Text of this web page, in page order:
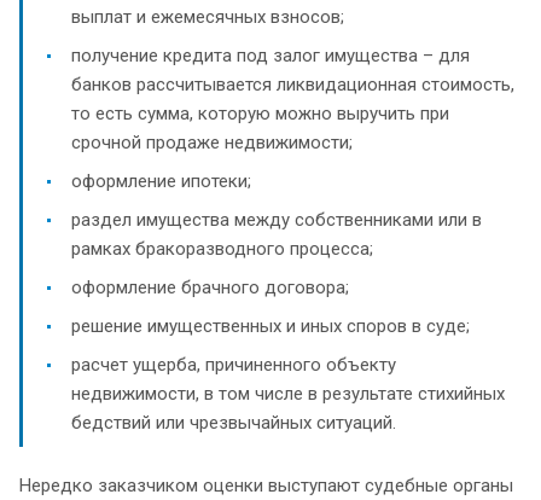
выплат и ежемесячных взносов;
получение кредита под залог имущества – для
банков рассчитывается ликвидационная стоимость,
то есть сумма, которую можно выручить при
срочной продаже недвижимости;
оформление ипотеки;
раздел имущества между собственниками или в
рамках бракоразводного процесса;
оформление брачного договора;
решение имущественных и иных споров в суде;
расчет ущерба, причиненного объекту
недвижимости, в том числе в результате стихийных
бедствий или чрезвычайных ситуаций.
Нередко заказчиком оценки выступают судебные органы